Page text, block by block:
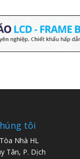
tôi
Nhà HL
Tân, P. Dịch